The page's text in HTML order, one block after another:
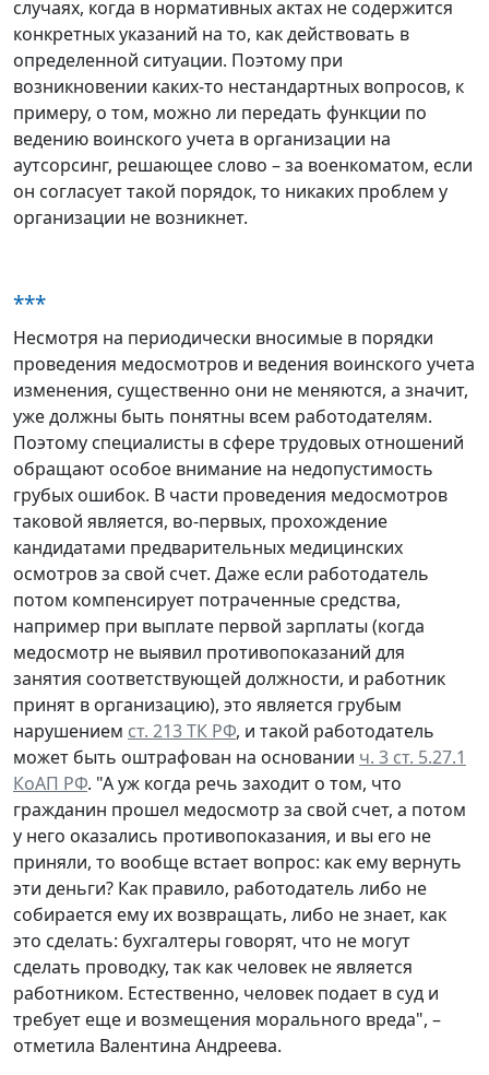
случаях, когда в нормативных актах не содержится
конкретных указаний на то, как действовать в
определенной ситуации. Поэтому при
возникновении каких-то нестандартных вопросов, к
примеру, о том, можно ли передать функции по
ведению воинского учета в организации на
аутсорсинг, решающее слово – за военкоматом, если
он согласует такой порядок, то никаких проблем у
организации не возникнет.
***
Несмотря на периодически вносимые в порядки
проведения медосмотров и ведения воинского учета
изменения, существенно они не меняются, а значит,
уже должны быть понятны всем работодателям.
Поэтому специалисты в сфере трудовых отношений
обращают особое внимание на недопустимость
грубых ошибок. В части проведения медосмотров
таковой является, во-первых, прохождение
кандидатами предварительных медицинских
осмотров за свой счет. Даже если работодатель
потом компенсирует потраченные средства,
например при выплате первой зарплаты (когда
медосмотр не выявил противопоказаний для
занятия соответствующей должности, и работник
принят в организацию), это является грубым
нарушением ст. 213 ТК РФ, и такой работодатель
может быть оштрафован на основании ч. 3 ст. 5.27.1
КоАП РФ. "А уж когда речь заходит о том, что
гражданин прошел медосмотр за свой счет, а потом
у него оказались противопоказания, и вы его не
приняли, то вообще встает вопрос: как ему вернуть
эти деньги? Как правило, работодатель либо не
собирается ему их возвращать, либо не знает, как
это сделать: бухгалтеры говорят, что не могут
сделать проводку, так как человек не является
работником. Естественно, человек подает в суд и
требует еще и возмещения морального вреда", –
отметила Валентина Андреева.